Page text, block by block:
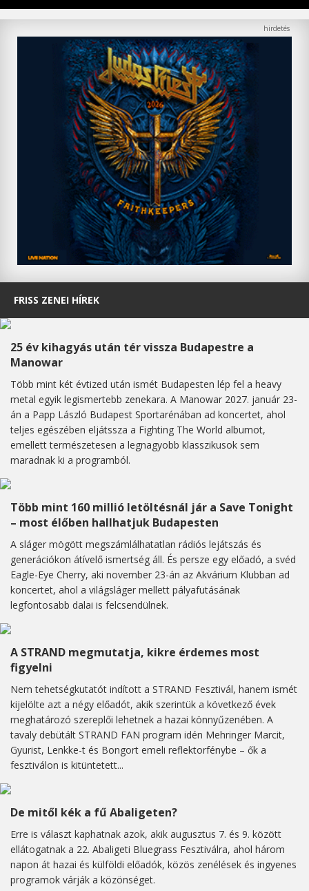
FRISS ZENEI HÍREK
25 év kihagyás után tér vissza Budapestre a
Manowar
Több mint két évtized után ismét Budapesten lép fel a heavy
metal egyik legismertebb zenekara. A Manowar 2027. január 23-
án a Papp László Budapest Sportarénában ad koncertet, ahol
teljes egészében eljátssza a Fighting The World albumot,
emellett természetesen a legnagyobb klasszikusok sem
maradnak ki a programból.
Több mint 160 millió letöltésnál jár a Save Tonight
– most élőben hallhatjuk Budapesten
A sláger mögött megszámlálhatatlan rádiós lejátszás és
generációkon átívelő ismertség áll. És persze egy előadó, a svéd
Eagle-Eye Cherry, aki november 23-án az Akvárium Klubban ad
koncertet, ahol a világsláger mellett pályafutásának
legfontosabb dalai is felcsendülnek.
A STRAND megmutatja, kikre érdemes most
figyelni
Nem tehetségkutatót indított a STRAND Fesztivál, hanem ismét
kijelölte azt a négy előadót, akik szerintük a következő évek
meghatározó szereplői lehetnek a hazai könnyűzenében. A
tavaly debütált STRAND FAN program idén Mehringer Marcit,
Gyurist, Lenkke-t és Bongort emeli reflektorfénybe – ők a
fesztiválon is kitüntetett...
De mitől kék a fű Abaligeten?
Erre is választ kaphatnak azok, akik augusztus 7. és 9. között
ellátogatnak a 22. Abaligeti Bluegrass Fesztiválra, ahol három
napon át hazai és külföldi előadók, közös zenélések és ingyenes
programok várják a közönséget.